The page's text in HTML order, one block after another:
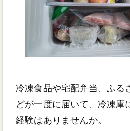
冷凍食品や宅配弁当、ふる
どが一度に届いて、冷凍庫
経験はありませんか。